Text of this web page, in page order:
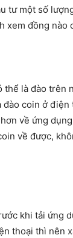
tư một số
xem đồng nào
là đào trên
coin ở điện
về ứng
về được,
khi tải ứng
thoại thì nên